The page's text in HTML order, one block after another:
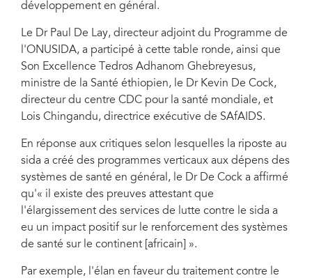
développement en général.
Le Dr Paul De Lay, directeur adjoint du Programme de
l'ONUSIDA, a participé à cette table ronde, ainsi que
Son Excellence Tedros Adhanom Ghebreyesus,
ministre de la Santé éthiopien, le Dr Kevin De Cock,
directeur du centre CDC pour la santé mondiale, et
Lois Chingandu, directrice exécutive de SAfAIDS.
En réponse aux critiques selon lesquelles la riposte au
sida a créé des programmes verticaux aux dépens des
systèmes de santé en général, le Dr De Cock a affirmé
qu'« il existe des preuves attestant que
l'élargissement des services de lutte contre le sida a
eu un impact positif sur le renforcement des systèmes
de santé sur le continent [africain] ».
Par exemple, l'élan en faveur du traitement contre le